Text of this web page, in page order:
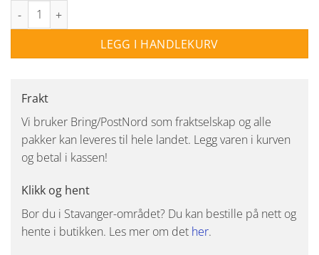
Secto 4201 Small antall
LEGG I HANDLEKURV
Frakt
Vi bruker Bring/PostNord som fraktselskap og alle
pakker kan leveres til hele landet. Legg varen i kurven
og betal i kassen!
Klikk og hent
Bor du i Stavanger-området? Du kan bestille på nett og
hente i butikken. Les mer om det her.